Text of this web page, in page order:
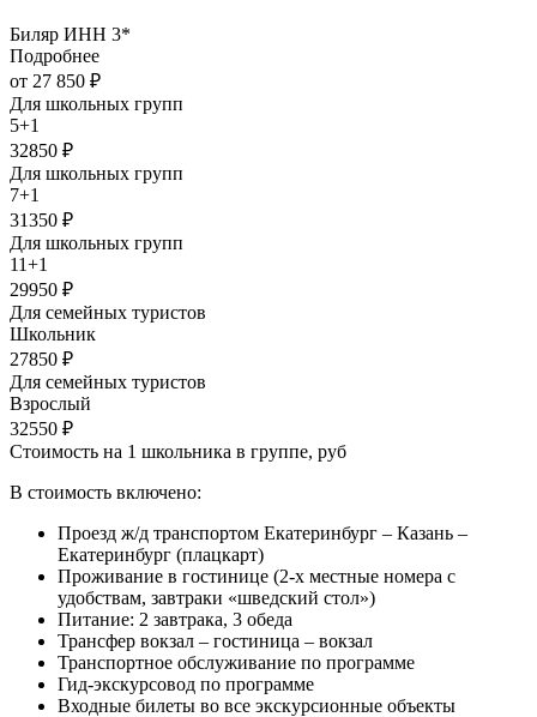
Биляр ИНН 3*
Подробнее
от 27 850 ₽
Для школьных групп
5+1
32850 ₽
Для школьных групп
7+1
31350 ₽
Для школьных групп
11+1
29950 ₽
Для семейных туристов
Школьник
27850 ₽
Для семейных туристов
Взрослый
32550 ₽
Стоимость на 1 школьника в группе, руб
В стоимость включено:
Проезд ж/д транспортом Екатеринбург – Казань –
Екатеринбург (плацкарт)
Проживание в гостинице (2-х местные номера с
удобствам, завтраки «шведский стол»)
Питание: 2 завтрака, 3 обеда
Трансфер вокзал – гостиница – вокзал
Транспортное обслуживание по программе
Гид-экскурсовод по программе
Входные билеты во все экскурсионные объекты